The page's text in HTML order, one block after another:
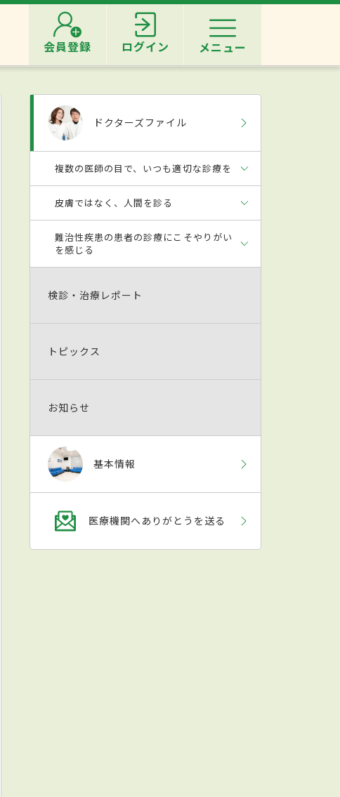
会員登録 ログイン メニュー
ドクターズファイル
複数の医師の目で、いつも適切な診療を
皮膚ではなく、人間を診る
難治性疾患の患者の診療にこそやりがい
を感じる
検診・治療レポート
トピックス
お知らせ
基本情報
医療機関へありがとうを送る